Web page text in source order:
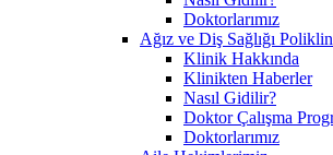
Doktorlarımız
Ağız ve Diş Sağlığı
Klinik Hakkında
Klinikten Haberler
Nasıl Gidilir?
Doktor Çalışma
Doktorlarımız